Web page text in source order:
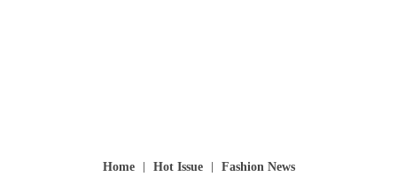
Home Hot Issue Fashion News